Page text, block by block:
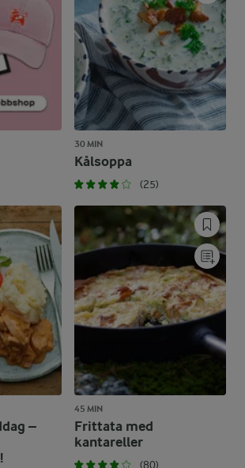
30 MIN
Kålsoppa
(25)
–
45 MIN
Frittata med
kantareller
(80)